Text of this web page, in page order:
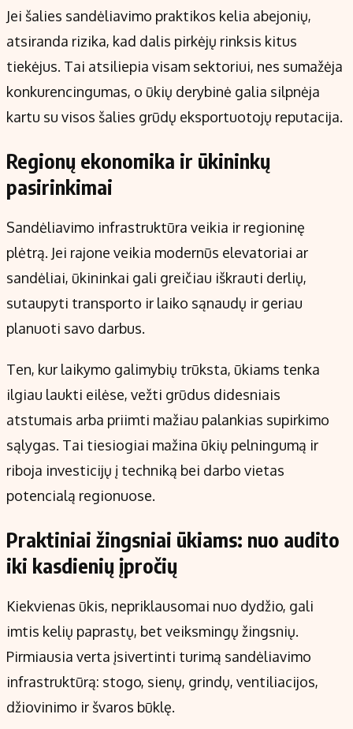
Jei šalies sandėliavimo praktikos kelia abejonių,
atsiranda rizika, kad dalis pirkėjų rinksis kitus
tiekėjus. Tai atsiliepia visam sektoriui, nes sumažėja
konkurencingumas, o ūkių derybinė galia silpnėja
kartu su visos šalies grūdų eksportuotojų reputacija.
Regionų ekonomika ir ūkininkų
pasirinkimai
Sandėliavimo infrastruktūra veikia ir regioninę
plėtrą. Jei rajone veikia modernūs elevatoriai ar
sandėliai, ūkininkai gali greičiau iškrauti derlių,
sutaupyti transporto ir laiko sąnaudų ir geriau
planuoti savo darbus.
Ten, kur laikymo galimybių trūksta, ūkiams tenka
ilgiau laukti eilėse, vežti grūdus didesniais
atstumais arba priimti mažiau palankias supirkimo
sąlygas. Tai tiesiogiai mažina ūkių pelningumą ir
riboja investicijų į techniką bei darbo vietas
potencialą regionuose.
Praktiniai žingsniai ūkiams: nuo audito
iki kasdienių įpročių
Kiekvienas ūkis, nepriklausomai nuo dydžio, gali
imtis kelių paprastų, bet veiksmingų žingsnių.
Pirmiausia verta įsivertinti turimą sandėliavimo
infrastruktūrą: stogo, sienų, grindų, ventiliacijos,
džiovinimo ir švaros būklę.